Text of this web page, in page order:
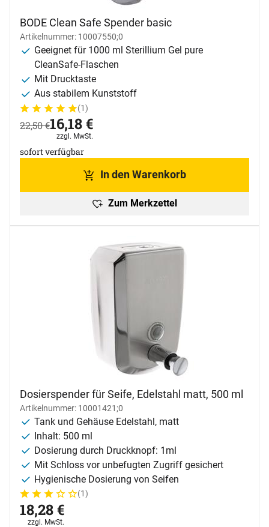
BODE Clean Safe Spender basic
Artikelnummer: 10007550;0
Geeignet für 1000 ml Sterillium Gel pure
CleanSafe-Flaschen
Mit Drucktaste
Aus stabilem Kunststoff
Bewertung: 5 von 5 (1 Bewertungen)
1 Bewertung
(1)
statt:
22,50€jetzt:
16,18€
Steuerhinweis:
zzgl. MwSt.
sofort verfügbar
In den Warenkorb
Zum Merkzettel
Dosierspender für Seife, Edelstahl matt, 500 ml
Artikelnummer: 10001421;0
Tank und Gehäuse Edelstahl, matt
Inhalt: 500 ml
Dosierung durch Druckknopf: 1ml
Mit Schloss vor unbefugten Zugriff gesichert
Hygienische Dosierung von Seifen
Bewertung: 3 von 5 (1 Bewertungen)
1 Bewertung
(1)
18,28€
Steuerhinweis:
zzgl. MwSt.